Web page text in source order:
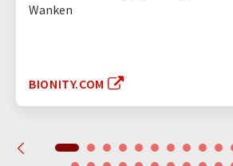
Wanken
BIONITY.COM